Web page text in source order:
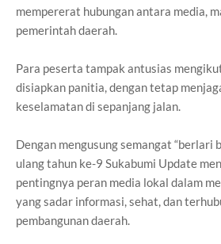
mempererat hubungan antara media,
pemerintah daerah.
Para peserta tampak antusias
disiapkan panitia, dengan tetap
keselamatan di sepanjang jalan.
Dengan mengusung semangat “berlari
ulang tahun ke-9 Sukabumi Update
pentingnya peran media lokal dalam
yang sadar informasi, sehat, dan
pembangunan daerah.